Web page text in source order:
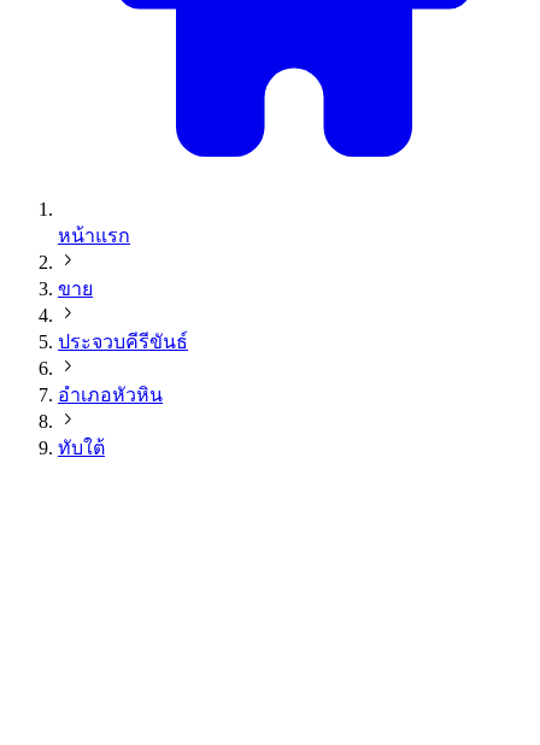
หน้าแรก
ขาย
ประจวบคีรีขันธ์
อำเภอหัวหิน
ทับใต้